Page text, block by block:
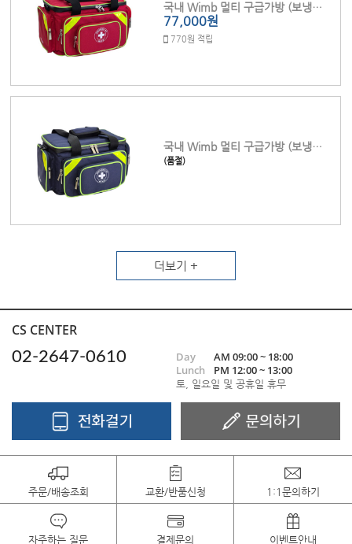
국내 Wimb 멀티 구급가방 (보냉키트포함)
77,000원
770원 적립
국내 Wimb 멀티 구급가방 (보냉키트포함)
(품절)
더보기 +
CS CENTER
02-2647-0610
Day
AM 09:00 ~ 18:00
Lunch
PM 12:00 ~ 13:00
토, 일요일 및 공휴일 휴무
주문/배송조회 교환/반품신청 1:1문의하기
자주하는 질문 결제문의 이벤트안내